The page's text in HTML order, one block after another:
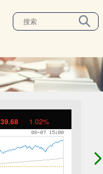
39.68 1.02%